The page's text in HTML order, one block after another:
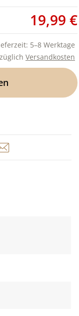
19,99 €
5–8 Werktage
Versandkosten